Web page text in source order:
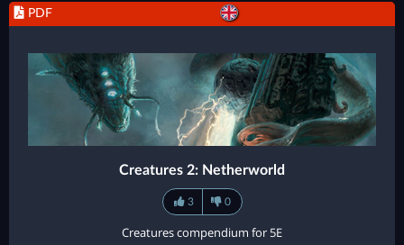
PDF
Creatures 2: Netherworld
3 0
Creatures compendium for 5E